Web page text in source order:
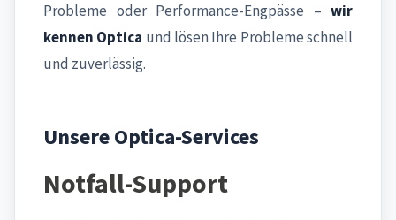
Probleme oder Performance-Engpässe – wir
kennen Optica und lösen Ihre Probleme schnell
und zuverlässig.
Unsere Optica-Services
Notfall-Support